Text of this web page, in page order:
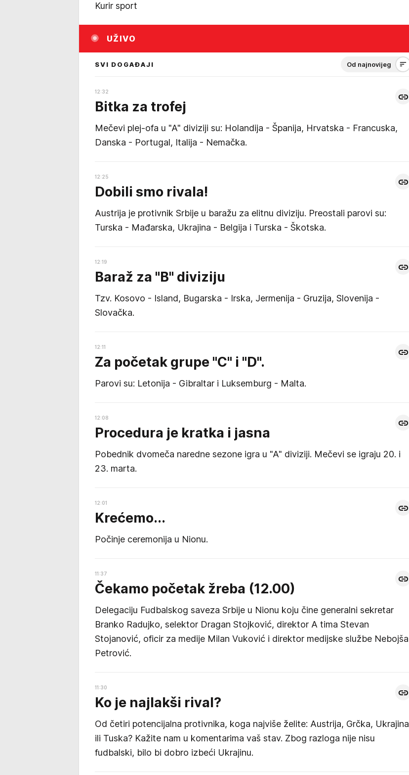
Kurir sport
UŽIVO
SVI DOGAĐAJI Od najnovijeg
12:32
Bitka za trofej
Mečevi plej-ofa u "A" diviziji su: Holandija - Španija, Hrvatska - Francuska,
Danska - Portugal, Italija - Nemačka.
12:25
Dobili smo rivala!
Austrija je protivnik Srbije u baražu za elitnu diviziju. Preostali parovi su:
Turska - Mađarska, Ukrajina - Belgija i Turska - Škotska.
12:19
Baraž za "B" diviziju
Tzv. Kosovo - Island, Bugarska - Irska, Jermenija - Gruzija, Slovenija -
Slovačka.
12:11
Za početak grupe "C" i "D".
Parovi su: Letonija - Gibraltar i Luksemburg - Malta.
12:08
Procedura je kratka i jasna
Pobednik dvomeča naredne sezone igra u "A" diviziji. Mečevi se igraju 20. i
23. marta.
12:01
Krećemo...
Počinje ceremonija u Nionu.
11:37
Čekamo početak žreba (12.00)
Delegaciju Fudbalskog saveza Srbije u Nionu koju čine generalni sekretar
Branko Radujko, selektor Dragan Stojković, direktor A tima Stevan
Stojanović, oficir za medije Milan Vuković i direktor medijske službe Nebojša
Petrović.
11:30
Ko je najlakši rival?
Od četiri potencijalna protivnika, koga najviše želite: Austrija, Grčka, Ukrajina
ili Tuska? Kažite nam u komentarima vaš stav. Zbog razloga nije nisu
fudbalski, bilo bi dobro izbeći Ukrajinu.